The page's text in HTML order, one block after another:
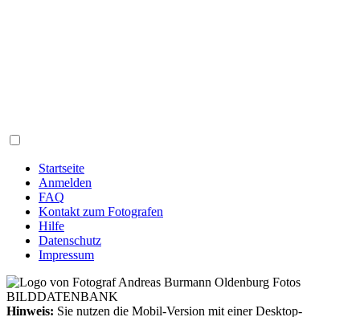
Startseite
Anmelden
FAQ
Kontakt zum Fotografen
Hilfe
Datenschutz
Impressum
Hinweis: Sie nutzen die Mobil-Version mit einer Desktop-